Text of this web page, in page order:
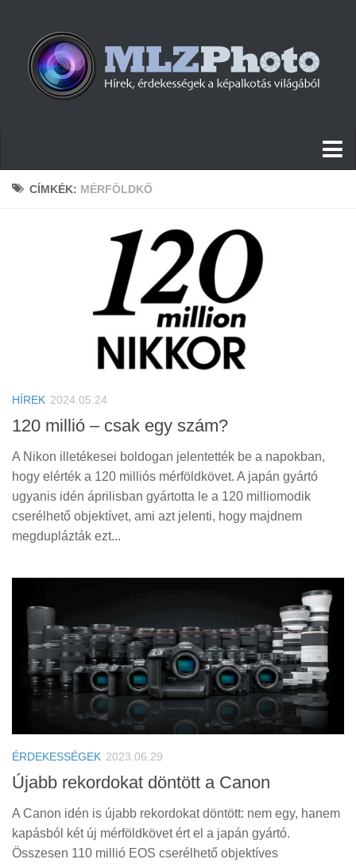
Hírek
Érdekességek
Helyszíni Riport
E-BB
CÍMKÉK: MÉRFÖLDKŐ
HÍREK 2024.05.24
120 millió – csak egy szám?
A Nikon illetékesei boldogan jelentették be a napokban,
hogy elérték a 120 milliós mérföldkövet. A japán gyártó
ugyanis idén áprilisban gyártotta le a 120 milliomodik
cserélhető objektívet, ami azt jelenti, hogy majdnem
megduplázták ezt...
ÉRDEKESSÉGEK 2023.06.29
Újabb rekordokat döntött a Canon
A Canon idén is újabb rekordokat döntött: nem egy, hanem
kapásból két új mérföldkövet ért el a japán gyártó.
Összesen 110 millió EOS cserélhető objektíves